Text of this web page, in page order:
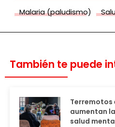
Malaria (paludismo)
También te puede
Terremotos
aumentan
salud